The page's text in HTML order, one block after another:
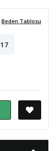
Beden Tablosu
17